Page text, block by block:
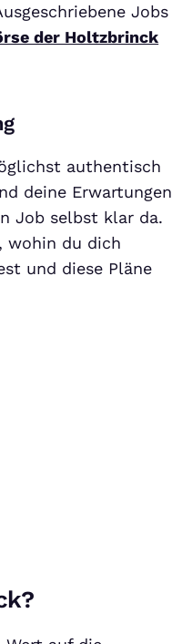
Jobs
der Holtzbrinck
authentisch
deine Erwartungen
Job selbst klar da.
wohin du dich
und diese Pläne